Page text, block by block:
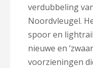
verdubbeling
Noordvleugel.
spoor en
nieuwe en
voorzieningen